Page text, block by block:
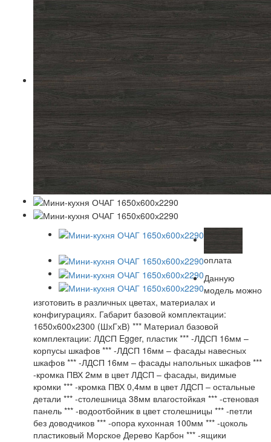
оплата
Данную
модель можно
изготовить в различных цветах, материалах и
конфигурациях. Габарит базовой комплектации:
1650х600х2300 (ШхГхВ) *** Материал базовой
комплектации: ЛДСП Egger, пластик *** -ЛДСП 16мм –
корпусы шкафов *** -ЛДСП 16мм – фасады навесных
шкафов *** -ЛДСП 16мм – фасады напольных шкафов ***
-кромка ПВХ 2мм в цвет ЛДСП – фасады, видимые
кромки *** -кромка ПВХ 0,4мм в цвет ЛДСП – остальные
детали *** -столешница 38мм влагостойкая *** -стеновая
панель *** -водоотбойник в цвет столешницы *** -петли
без доводчиков *** -опора кухонная 100мм *** -цоколь
пластиковый Морское Дерево Карбон *** -ящики